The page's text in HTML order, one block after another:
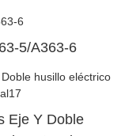
5/A363-6
Eje Y Doble